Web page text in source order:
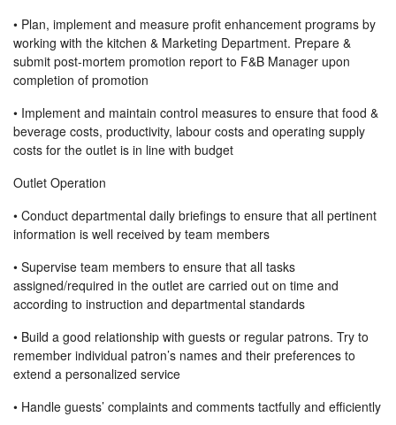
• Plan, implement and measure profit enhancement programs by
working with the kitchen & Marketing Department. Prepare &
submit post-mortem promotion report to F&B Manager upon
completion of promotion
• Implement and maintain control measures to ensure that food &
beverage costs, productivity, labour costs and operating supply
costs for the outlet is in line with budget
Outlet Operation
• Conduct departmental daily briefings to ensure that all pertinent
information is well received by team members
• Supervise team members to ensure that all tasks
assigned/required in the outlet are carried out on time and
according to instruction and departmental standards
• Build a good relationship with guests or regular patrons. Try to
remember individual patron’s names and their preferences to
extend a personalized service
• Handle guests’ complaints and comments tactfully and efficiently